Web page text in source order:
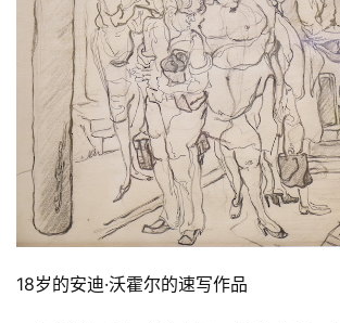
首
页
18岁的安迪·沃霍尔的速写作品